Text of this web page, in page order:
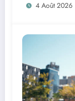
4 Août 2026